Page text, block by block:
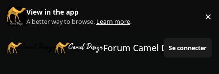
Aller au contenu
View in the app
A better way to browse. Learn more. ×
Forum Camel Design
Se connecter